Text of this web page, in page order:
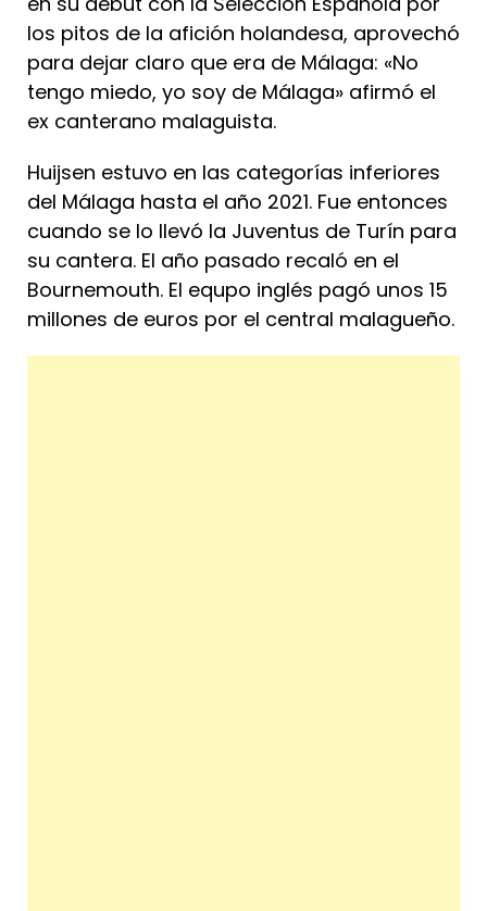
los pitos de la afición holandesa, aprovechó
para dejar claro que era de Málaga: «No
tengo miedo, yo soy de Málaga» afirmó el
ex canterano malaguista.
Huijsen estuvo en las categorías inferiores
del Málaga hasta el año 2021. Fue entonces
cuando se lo llevó la Juventus de Turín para
su cantera. El año pasado recaló en el
Bournemouth. El equpo inglés pagó unos 15
millones de euros por el central malagueño.